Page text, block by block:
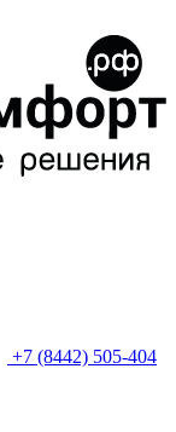
+7 (8442) 505-404